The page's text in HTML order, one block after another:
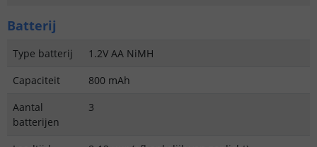
Batterij
Type batterij
1.2V AA NiMH
Capaciteit
800 mAh
Aantal
batterijen
3